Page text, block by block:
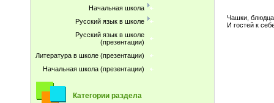
Начальная школа
Русский язык в школе
Русский язык в школе
(презентации)
Литература в школе (презентации)
Начальная школа (презентации)
Категории раздела
Чашки, блюдца
И гостей к